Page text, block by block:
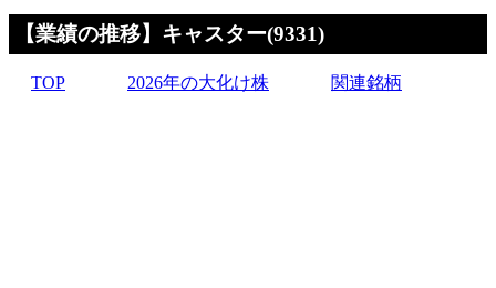
【業績の推移】キャスター(9331)
TOP 2026年の大化け株 関連銘柄